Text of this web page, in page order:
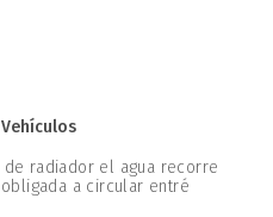
radiador el agua recorre
a circular entré